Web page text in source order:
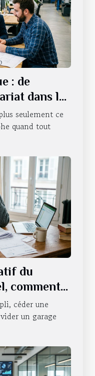
: de
dans la
seulement ce
quand tout
du
comment
céder une
un garage